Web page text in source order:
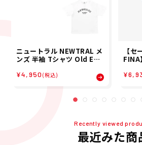
ニュートラル NEWTRAL メ
ンズ 半袖 Tシャツ Old Eng
6SP
¥4,950 (税込)
【
FINA
ュー
競
Recently viewed
最近みた商